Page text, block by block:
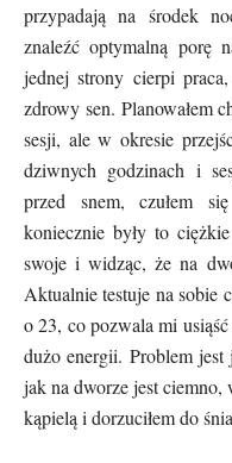
przypadają na środek
znaleźć optymalną porę
jednej strony cierpi
zdrowy sen. Planowałem
sesji, ale w okresie
dziwnych godzinach i
przed snem, czułem
koniecznie były to
swoje i widząc, że na
Aktualnie testuje na sobie
o 23, co pozwala mi
dużo energii. Problem
jak na dworze jest ciemno,
kąpielą i dorzuciłem do